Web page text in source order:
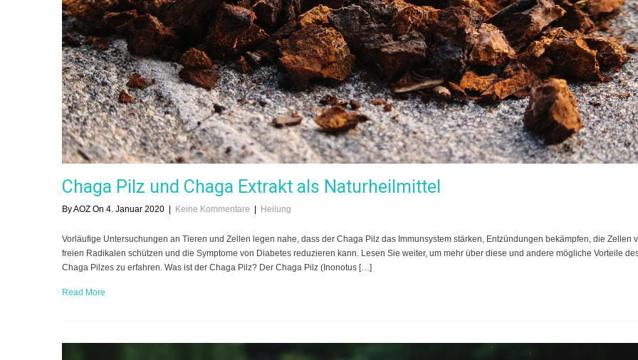
Chaga Pilz und Chaga Extrakt als Naturheilmittel
By AOZ On 4. Januar 2020 Keine Kommentare Heilung
Vorläufige Untersuchungen an Tieren und Zellen legen nahe, dass der Chaga Pilz das Immunsystem stärken, Entzündungen bekämpfen, die Zellen
freien Radikalen schützen und die Symptome von Diabetes reduzieren kann. Lesen Sie weiter, um mehr über diese und andere mögliche Vorteile
Chaga Pilzes zu erfahren. Was ist der Chaga Pilz? Der Chaga Pilz (Inonotus […]
Read More